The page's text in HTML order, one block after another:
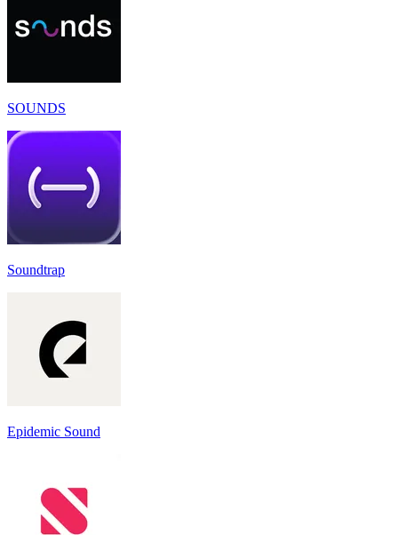
SOUNDS
Soundtrap
Epidemic Sound